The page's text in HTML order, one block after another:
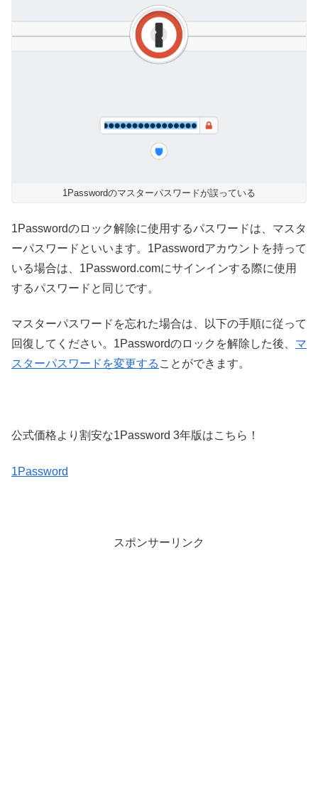
1Passwordのマスターパスワードが誤っている
1Passwordのロック解除に使用するパスワードは、マスタ
ーパスワードといいます。1Passwordアカウントを持って
いる場合は、1Password.comにサインインする際に使用
するパスワードと同じです。
マスターパスワードを忘れた場合は、以下の手順に従って
回復してください。1Passwordのロックを解除した後、 マ
スターパスワードを変更する ことができます。
公式価格より割安な1Password 3年版はこちら！
1Password
スポンサーリンク